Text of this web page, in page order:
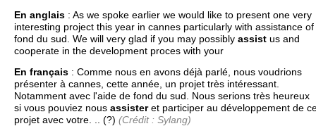
En anglais : As we spoke earlier we would like to present one very
interesting project this year in cannes particularly with assistance of
fond du sud. We will very glad if you may possibly assist us and
cooperate in the development proces with your
En français : Comme nous en avons déjà parlé, nous voudrions
présenter à cannes, cette année, un projet très intéressant.
Notamment avec l'aide de fond du sud. Nous serions très heureux
si vous pouviez nous assisteret participer au développement de
projet avec votre. .. (?) (Crédit : Sylang)